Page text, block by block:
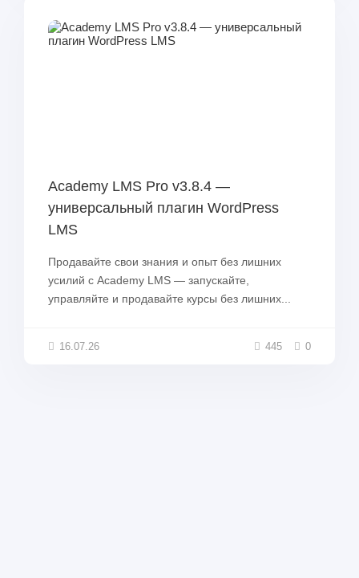
Academy LMS Pro v3.8.4 —
универсальный плагин WordPress
LMS
Продавайте свои знания и опыт без лишних
усилий с Academy LMS — запускайте,
управляйте и продавайте курсы без лишних...
16.07.26 445 0